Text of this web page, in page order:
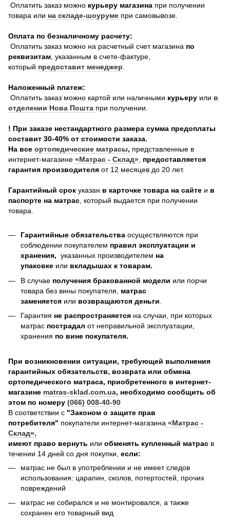
Оплатить заказ можно курьеру магазина при получении
товара или на складе-шоуруме при самовывозе.
Оплата по безналичному расчету:
Оплатить заказ можно на расчетный счет магазина по
реквизитам, указанным в счете-фактуре,
который предоставит менеджер.
Наложенный платеж:
Оплатить заказ можно картой или наличными курьеру или в
отделении Нова Пошта при получении.
! При заказе нестандартного размера сумма предоплаты
составит 30-40% от стоимости заказа.
На все ортопедические матрасы, представленные в
интернет-магазине «Матрас - Склад», предоставляется
гарантия производителя от 12 месяцев до 20 лет.
Гарантийный срок указан в карточке товара на сайте и в
паспорте на матрас, который выдается при получении
товара.
Гарантийные обязательства осуществляются при
соблюдении покупателем правил эксплуатации и
хранения, указанных производителем на
упаковке или вкладышах к товарам.
В случае получения бракованной модели или порчи
товара без вины покупателя, матрас
заменяется или возвращаются деньги
Гарантия не распространяется на случаи, при которых
матрас пострадал от неправильной эксплуатации,
хранения по вине покупателя.
При возникновении ситуации, требующей выполнения
гарантийных обязательств, возврата или обмена
ортопедического матраса, приобретенного в интернет-
магазине matras-sklad.com.ua, необходимо сообщить об
этом по номеру (066) 008-40-90
В соответствии с "Законом о защите прав
потребителя" покупатели интернет-магазина «Матрас -
Склад»,
имеют право вернуть или обменять купленный матрас в
течении 14 дней со дня покупки, если:
матрас не был в употреблении и не имеет следов
использования: царапин, сколов, потертостей, прочих
повреждений
матрас не собирался и не монтировался, а также
сохранен его товарный вид